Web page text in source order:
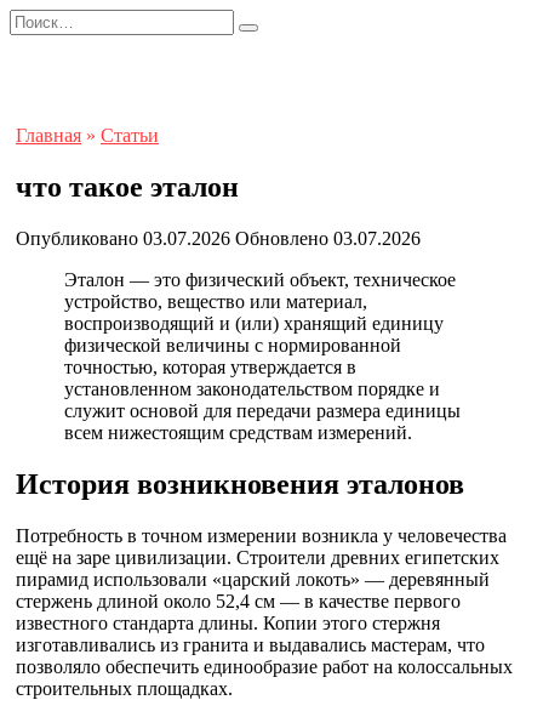
Перейти
к
Search
for:
Главная » Статьи
что такое эталон
Опубликовано 03.07.2026 Обновлено 03.07.2026
Эталон — это физический объект, техническое
устройство, вещество или материал,
воспроизводящий и (или) хранящий единицу
физической величины с нормированной
точностью, которая утверждается в
установленном законодательством порядке и
служит основой для передачи размера единицы
всем нижестоящим средствам измерений.
История возникновения эталонов
Потребность в точном измерении возникла у человечества
ещё на заре цивилизации. Строители древних египетских
пирамид использовали «царский локоть» — деревянный
стержень длиной около 52,4 см — в качестве первого
известного стандарта длины. Копии этого стержня
изготавливались из гранита и выдавались мастерам, что
позволяло обеспечить единообразие работ на колоссальных
строительных площадках.